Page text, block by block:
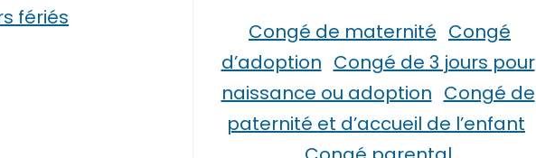
fériés
Congé de maternité Congé
d’adoption Congé de 3 jours pour
naissance ou adoption Congé de
paternité et d’accueil de l’enfant